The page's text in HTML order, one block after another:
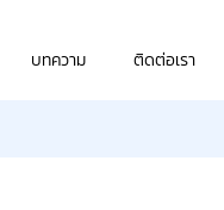
บทความ ติดต่อเรา